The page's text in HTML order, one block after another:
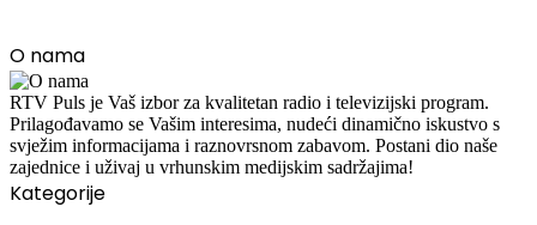
O nama
RTV Puls je Vaš izbor za kvalitetan radio i televizijski program.
Prilagođavamo se Vašim interesima, nudeći dinamično iskustvo s
svježim informacijama i raznovrsnom zabavom. Postani dio naše
zajednice i uživaj u vrhunskim medijskim sadržajima!
Kategorije